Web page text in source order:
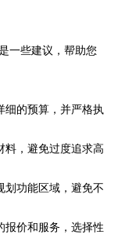
一些建议，帮助您
的预算，并严格执
，避免过度追求高
功能区域，避免不
价和服务，选择性